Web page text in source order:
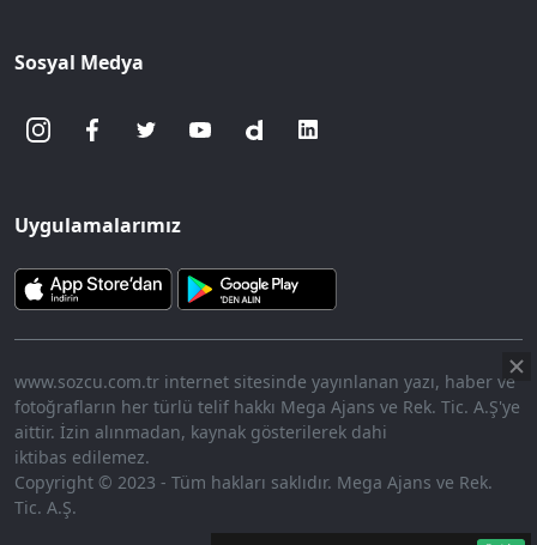
Aç
14.48%
Sosyal Medya
Uygulamalarımız
www.sozcu.com.tr internet sitesinde yayınlanan yazı, haber ve
fotoğrafların her türlü telif hakkı Mega Ajans ve Rek. Tic. A.Ş'ye
aittir. İzin alınmadan, kaynak gösterilerek dahi
iktibas edilemez.
Copyright © 2023 - Tüm hakları saklıdır. Mega Ajans ve Rek.
Tic. A.Ş.